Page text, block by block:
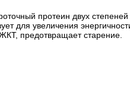
протеин двух
для увеличения
предотвращает старение.